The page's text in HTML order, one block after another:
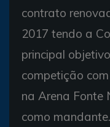
contrato
2017 tendo a
principal
competição
na Arena Fonte
como